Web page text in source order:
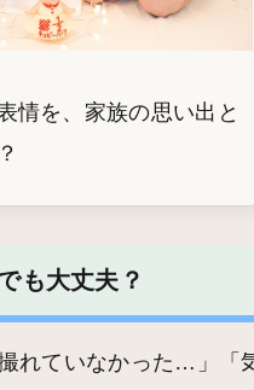
情を、家族の思い出と
も大丈夫？
れていなかった…」「